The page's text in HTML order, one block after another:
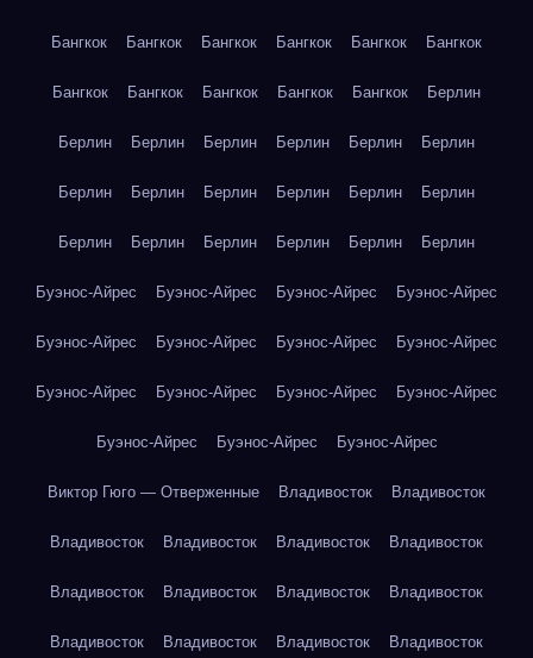
Бангкок Бангкок Бангкок Бангкок Бангкок Бангкок
Бангкок Бангкок Бангкок Бангкок Бангкок Берлин
Берлин Берлин Берлин Берлин Берлин Берлин
Берлин Берлин Берлин Берлин Берлин Берлин
Берлин Берлин Берлин Берлин Берлин Берлин
Буэнос-Айрес Буэнос-Айрес Буэнос-Айрес Буэнос-Айрес
Буэнос-Айрес Буэнос-Айрес Буэнос-Айрес Буэнос-Айрес
Буэнос-Айрес Буэнос-Айрес Буэнос-Айрес Буэнос-Айрес
Буэнос-Айрес Буэнос-Айрес Буэнос-Айрес
Виктор Гюго — Отверженные Владивосток Владивосток
Владивосток Владивосток Владивосток Владивосток
Владивосток Владивосток Владивосток Владивосток
Владивосток Владивосток Владивосток Владивосток